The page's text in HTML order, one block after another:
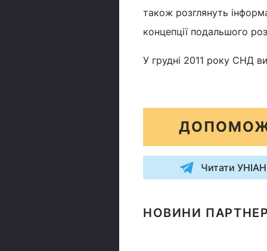
також розглянуть
концепції подальшого
У грудні 2011 року СНД
Читати
НОВИНИ